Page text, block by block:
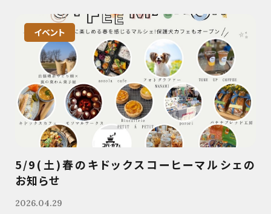
イベント
5/9(土)春のキドックスコーヒーマルシェの
お知らせ
2026.04.29